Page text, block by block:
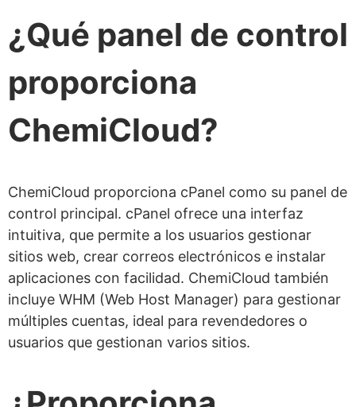
¿Qué panel de control
proporciona
ChemiCloud?
ChemiCloud proporciona cPanel como su panel de
control principal. cPanel ofrece una interfaz
intuitiva, que permite a los usuarios gestionar
sitios web, crear correos electrónicos e instalar
aplicaciones con facilidad. ChemiCloud también
incluye WHM (Web Host Manager) para gestionar
múltiples cuentas, ideal para revendedores o
usuarios que gestionan varios sitios.